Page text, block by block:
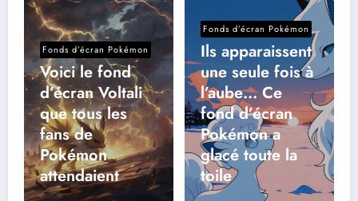
Fonds d’écran Pokémon
Voici le fond
d’écran Voltali
que tous les
fans de
Pokémon
attendaient
Fonds d’écran Pokémon
Ils apparaissent
une seule fois à
l’aube… Ce
fond d’écran
Pokémon a
glacé toute la
toile